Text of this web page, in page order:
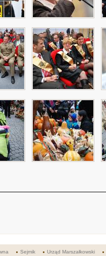
Sejmik Urząd Marszałkowski